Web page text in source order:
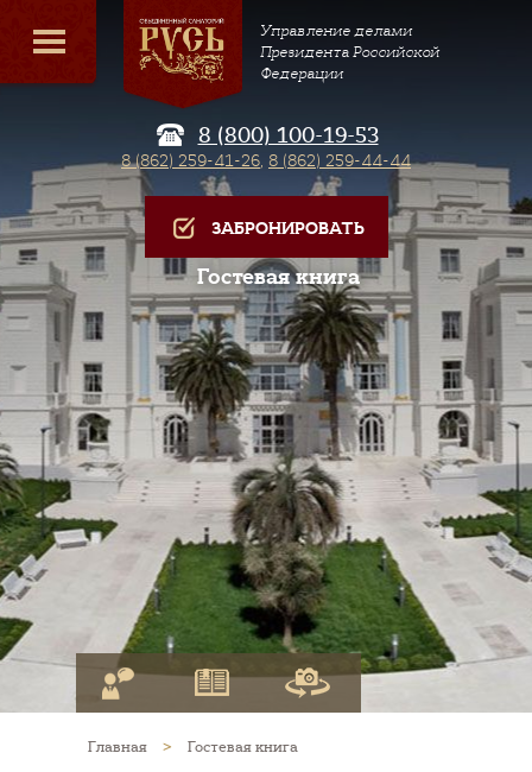
Управление делами
Президента Российской
Федерации
8 (800) 100-19-53
8 (862) 259-41-26, 8 (862) 259-44-44
ЗАБРОНИРОВАТЬ
Гостевая книга
Главная > Гостевая книга